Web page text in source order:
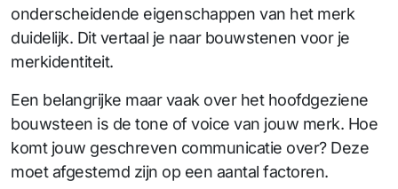
onderscheidende eigenschappen van het merk
duidelijk. Dit vertaal je naar bouwstenen voor je
merkidentiteit.
Een belangrijke maar vaak over het hoofdgeziene
bouwsteen is de tone of voice van jouw merk. Hoe
komt jouw geschreven communicatie over? Deze
moet afgestemd zijn op een aantal factoren.